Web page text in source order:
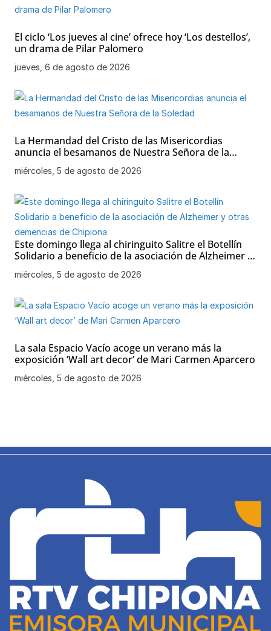
El ciclo ‘Los jueves al cine’ ofrece hoy ‘Los destellos’,
un drama de Pilar Palomero
jueves, 6 de agosto de 2026
La Hermandad del Cristo de las Misericordias
anuncia el besamanos de Nuestra Señora de la
Soledad
miércoles, 5 de agosto de 2026
Este domingo llega al chiringuito Salitre el Botellín
Solidario a beneficio de la asociación de Alzheimer y
otras demencias de Chipiona
miércoles, 5 de agosto de 2026
La sala Espacio Vacío acoge un verano más la
exposición ‘Wall art decor’ de Mari Carmen Aparcero
miércoles, 5 de agosto de 2026